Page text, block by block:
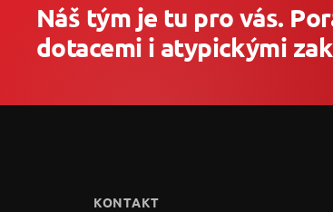
Náš tým je tu pro vás.
dotacemi i atypickými
KONTAKT